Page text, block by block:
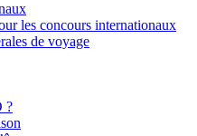
les concours internationaux
de voyage
?